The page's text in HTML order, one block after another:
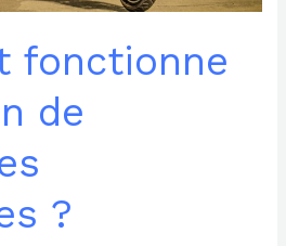
fonctionne
de
?